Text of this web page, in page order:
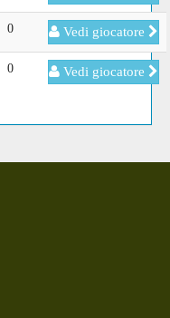
0 Vedi giocatore
0 Vedi giocatore